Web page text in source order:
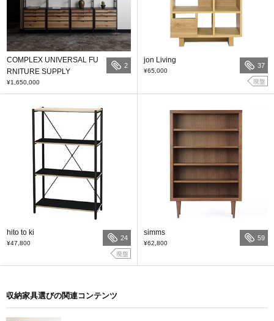
COMPLEX UNIVERSAL FU
RNITURE SUPPLY
¥1,650,000
2
jon Living
¥65,000
37
廃盤
hito to ki
¥47,800
24
廃盤
simms
¥62,800
59
収納家具選びの関連コンテンツ